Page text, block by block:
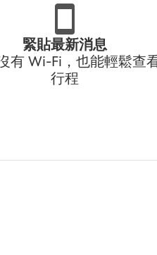
緊貼最新消息
有 Wi-Fi，也能輕鬆查
行程